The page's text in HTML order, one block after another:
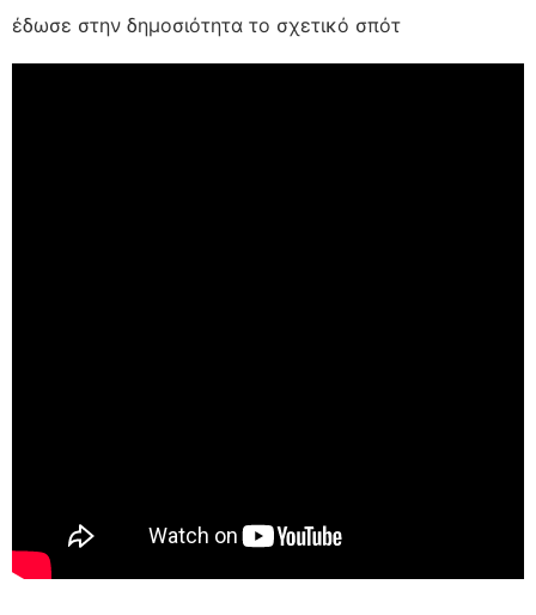
έδωσε στην δημοσιότητα το σχετικό σπότ